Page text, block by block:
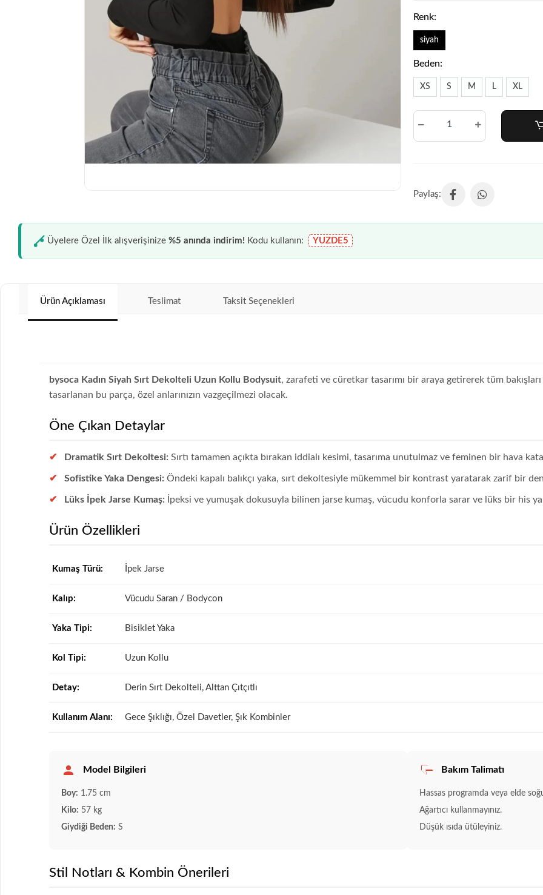
Renk:
siyah
Beden:
XS S M L XL
Üyelere Özel İlk alışverişinize%5 anında indirim! Kodu kullanın: YUZDE5
Ürün Açıklaması Teslimat Taksit Seçenekleri
bysoca Kadın Siyah Sırt Dekolteli Uzun Kollu Bodysuit, zarafeti ve cüretkar tasarımı bir araya getirerek tüm
tasarlanan bu parça, özel anlarınızın vazgeçilmezi olacak.
Öne Çıkan Detaylar
Dramatik Sırt Dekoltesi: Sırtı tamamen açıkta bırakan iddialı kesimi, tasarıma unutulmaz ve feminen bir hava
Sofistike Yaka Dengesi: Öndeki kapalı balıkçı yaka, sırt dekoltesiyle mükemmel bir kontrast yaratarak zarif bir
Lüks İpek Jarse Kumaş: İpeksi ve yumuşak dokusuyla bilinen jarse kumaş, vücudu konforla sarar ve lüks bir his
Ürün Özellikleri
Kumaş Türü: İpek Jarse
Kalıp: Vücudu Saran / Bodycon
Yaka Tipi: Bisiklet Yaka
Kol Tipi: Uzun Kollu
Detay: Derin Sırt Dekolteli, Alttan Çıtçıtlı
Kullanım Alanı: Gece Şıklığı, Özel Davetler, Şık Kombinler
Model Bilgileri
Boy: 1.75 cm
Kilo: 57 kg
Giydiği Beden: S
Bakım Talimatı
Hassas programda veya elde
Ağartıcı kullanmayınız.
Düşük ısıda ütüleyiniz.
Stil Notları & Kombin Önerileri